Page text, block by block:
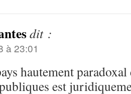
dit :
à 23:01
hautement
est